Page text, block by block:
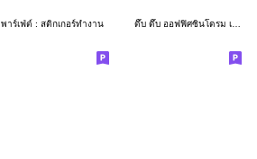
พาร์เฟ่ต์ : สติกเกอร์ทำงาน ดึ๊บ ดึ๊บ ออฟฟิศซินโดรม เจ็ด